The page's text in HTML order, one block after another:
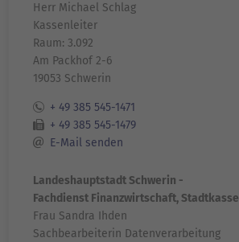
Herr Michael Schlag
Kassenleiter
Raum: 3.092
Am Packhof 2-6
19053 Schwerin
+ 49 385 545-1471
+ 49 385 545-1479
E-Mail senden
Landeshauptstadt Schwerin -
Fachdienst Finanzwirtschaft, Stadtkasse
Frau Sandra Ihden
Sachbearbeiterin Datenverarbeitung